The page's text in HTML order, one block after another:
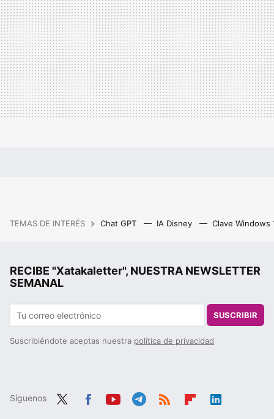
TEMAS DE INTERÉS Chat GPT IA Disney Clave Windows
RECIBE "Xatakaletter", NUESTRA NEWSLETTER
SEMANAL
SUSCRIBIR
Suscribiéndote aceptas nuestra política de privacidad
Síguenos